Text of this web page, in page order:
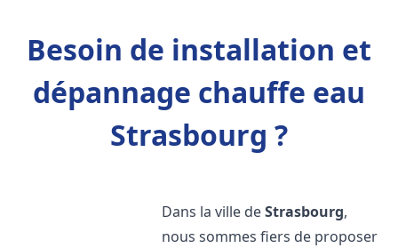
Besoin de installation et
dépannage chauffe eau
Strasbourg ?
Dans la ville deStrasbourg,
nous sommes fiers de proposer